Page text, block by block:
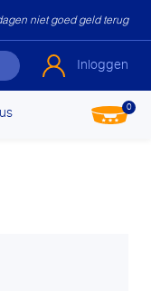
niet goed geld terug
Inloggen
0